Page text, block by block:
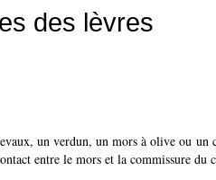
des lèvres
un verdun, un mors à olive ou un
entre le mors et la commissure du